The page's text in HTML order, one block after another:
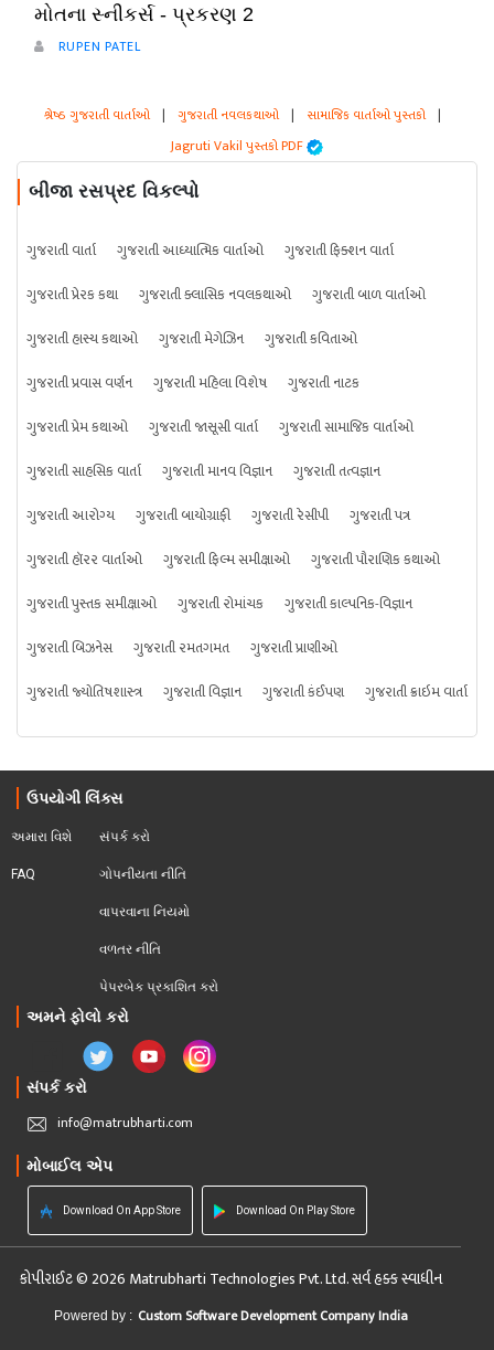
મોતના સ્નીકર્સ - પ્રકરણ 2
RUPEN PATEL
શ્રેષ્ઠ ગુજરાતી વાર્તાઓ | ગુજરાતી નવલકથાઓ | સામાજિક વાર્તાઓ પુસ્તકો |
Jagruti Vakil પુસ્તકો PDF
બીજા રસપ્રદ વિકલ્પો
ગુજરાતી વાર્તા ગુજરાતી આધ્યાત્મિક વાર્તાઓ
ગુજરાતી ફિક્શન વાર્તા
ગુજરાતી પ્રેરક કથા
ગુજરાતી ક્લાસિક નવલકથાઓ
ગુજરાતી બાળ વાર્તાઓ
ગુજરાતી હાસ્ય કથાઓ
ગુજરાતી મેગેઝિન
ગુજરાતી કવિતાઓ
ગુજરાતી પ્રવાસ વર્ણન
ગુજરાતી મહિલા વિશેષ
ગુજરાતી નાટક
ગુજરાતી પ્રેમ કથાઓ
ગુજરાતી જાસૂસી વાર્તા
ગુજરાતી સામાજિક વાર્તાઓ
ગુજરાતી સાહસિક વાર્તા
ગુજરાતી માનવ વિજ્ઞાન
ગુજરાતી તત્વજ્ઞાન
ગુજરાતી આરોગ્ય
ગુજરાતી બાયોગ્રાફી ગુજરાતી રેસીપી
ગુજરાતી પત્ર
ગુજરાતી હૉરર વાર્તાઓ
ગુજરાતી ફિલ્મ સમીક્ષાઓ
ગુજરાતી પૌરાણિક કથાઓ
ગુજરાતી પુસ્તક સમીક્ષાઓ
ગુજરાતી રોમાંચક
ગુજરાતી કાલ્પનિક-વિજ્ઞાન
ગુજરાતી બિઝનેસ
ગુજરાતી રમતગમત
ગુજરાતી પ્રાણીઓ
ગુજરાતી જ્યોતિષશાસ્ત્ર
ગુજરાતી વિજ્ઞાન ગુજરાતી કંઈપણ ગુજરાતી ક્રાઇમ વાર્તા
ઉપયોગી લિંક્સ
અમારા વિશે
FAQ
સંપર્ક કરો
ગોપનીયતા નીતિ
વાપરવાના નિયમો
વળતર નીતિ
પેપરબેક પ્રકાશિત કરો
અમને ફોલો કરો
સંપર્ક કરો
info@matrubharti.com
મોબાઈલ એપ
Download On App Store Download On Play Store
કોપીરાઈટ © 2026 Matrubharti Technologies Pvt. Ltd. સર્વ હક્ક સ્વાધીન
Powered by : Custom Software Development Company India